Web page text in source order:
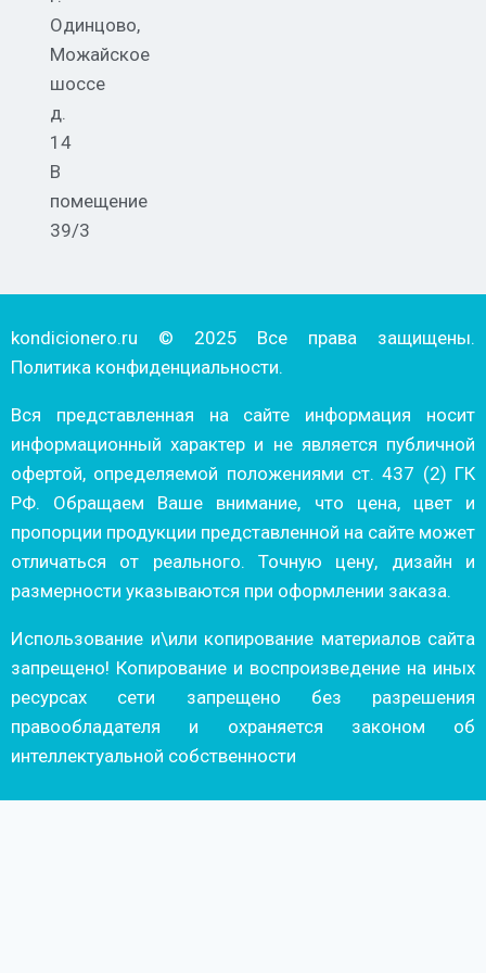
Одинцово,
Можайское
шоссе
д.
14
В
помещение
39/3
kondicionero.ru © 2025 Все права защищены.
Политика конфиденциальности.
Вся представленная на сайте информация носит
информационный характер и не является публичной
офертой, определяемой положениями ст. 437 (2) ГК
РФ. Обращаем Ваше внимание, что цена, цвет и
пропорции продукции представленной на сайте может
отличаться от реального. Точную цену, дизайн и
размерности указываются при оформлении заказа.
Использование и\или копирование материалов сайта
запрещено! Копирование и воспроизведение на иных
ресурсах сети запрещено без разрешения
правообладателя и охраняется законом об
интеллектуальной собственности